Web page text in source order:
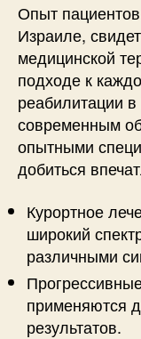
Опыт
Израиле,
медицинской
подходе к
реабилитации
современным
опытными
добиться
Курортное
широкий
различными
применяются
результатов.